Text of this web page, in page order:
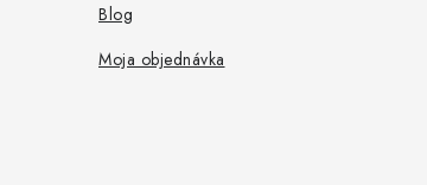
Blog
Moja objednávka